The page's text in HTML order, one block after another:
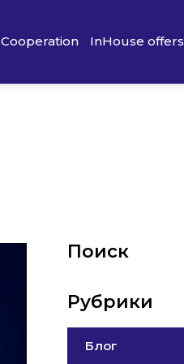
Cooperation InHouse offers
Поиск
Рубрики
Блог